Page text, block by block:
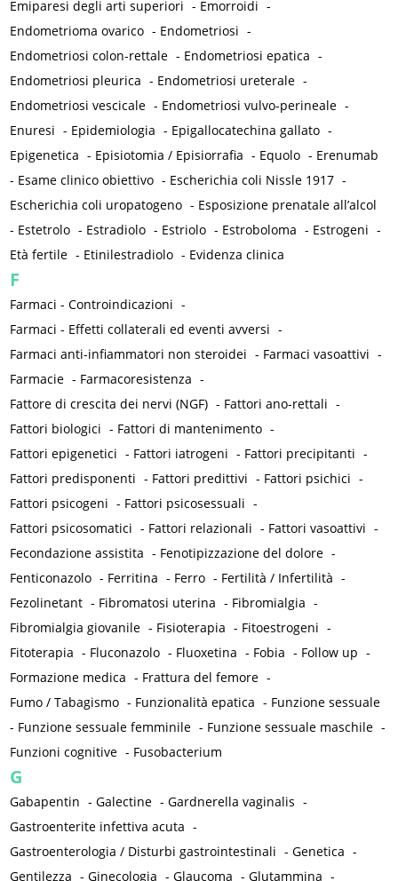
Emiparesi degli arti superiori - Emorroidi -
Endometrioma ovarico - Endometriosi -
Endometriosi colon-rettale - Endometriosi epatica -
Endometriosi pleurica - Endometriosi ureterale -
Endometriosi vescicale - Endometriosi vulvo-perineale -
Enuresi - Epidemiologia - Epigallocatechina gallato -
Epigenetica - Episiotomia / Episiorrafia - Equolo - Erenumab
- Esame clinico obiettivo - Escherichia coli Nissle 1917 -
Escherichia coli uropatogeno - Esposizione prenatale all’alcol
- Estetrolo - Estradiolo - Estriolo - Estroboloma - Estrogeni -
Età fertile - Etinilestradiolo - Evidenza clinica
F
Farmaci - Controindicazioni -
Farmaci - Effetti collaterali ed eventi avversi -
Farmaci anti-infiammatori non steroidei - Farmaci vasoattivi -
Farmacie - Farmacoresistenza -
Fattore di crescita dei nervi (NGF) - Fattori ano-rettali -
Fattori biologici - Fattori di mantenimento -
Fattori epigenetici - Fattori iatrogeni - Fattori precipitanti -
Fattori predisponenti - Fattori predittivi - Fattori psichici -
Fattori psicogeni - Fattori psicosessuali -
Fattori psicosomatici - Fattori relazionali - Fattori vasoattivi -
Fecondazione assistita - Fenotipizzazione del dolore -
Fenticonazolo - Ferritina - Ferro - Fertilità / Infertilità -
Fezolinetant - Fibromatosi uterina - Fibromialgia -
Fibromialgia giovanile - Fisioterapia - Fitoestrogeni -
Fitoterapia - Fluconazolo - Fluoxetina - Fobia - Follow up -
Formazione medica - Frattura del femore -
Fumo / Tabagismo - Funzionalità epatica - Funzione sessuale
- Funzione sessuale femminile - Funzione sessuale maschile -
Funzioni cognitive - Fusobacterium
G
Gabapentin -Galectine -Gardnerella vaginalis -
Gastroenterite infettiva acuta -
Gastroenterologia / Disturbi gastrointestinali -Genetica -
Gentilezza -Ginecologia -Glaucoma -Glutammina -